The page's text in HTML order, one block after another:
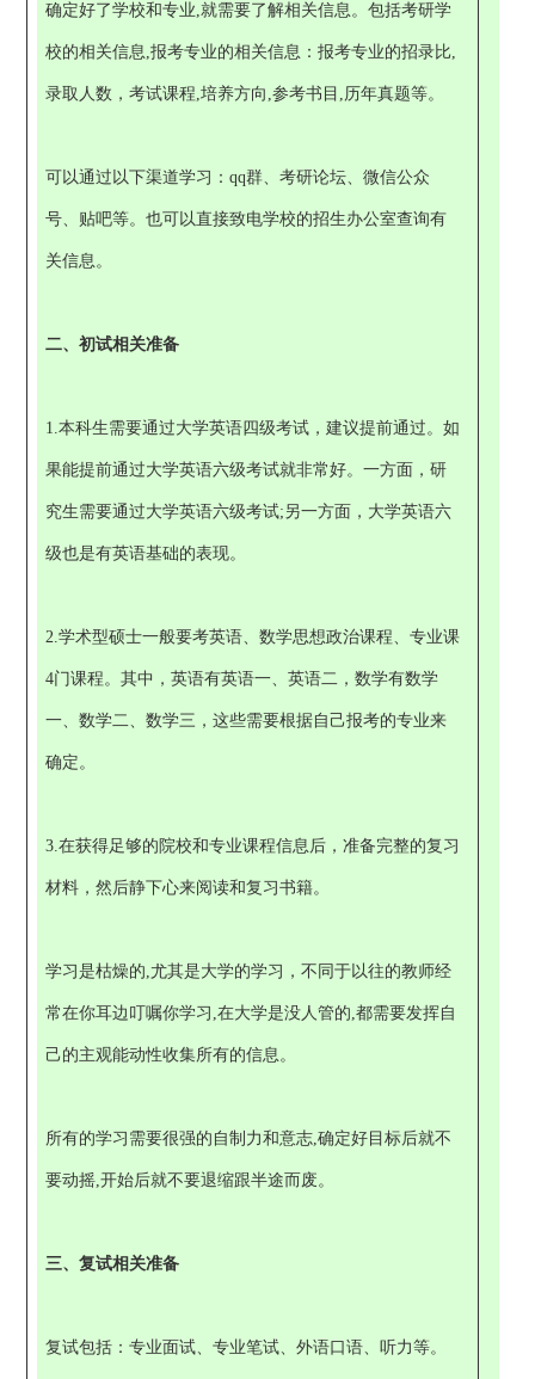
确定好了学校和专业,就需要了解相关信息。包括考研学
校的相关信息,报考专业的相关信息：报考专业的招录比,
录取人数，考试课程,培养方向,参考书目,历年真题等。
可以通过以下渠道学习：qq群、考研论坛、微信公众
号、贴吧等。也可以直接致电学校的招生办公室查询有
关信息。
二、初试相关准备
1.本科生需要通过大学英语四级考试，建议提前通过。如
果能提前通过大学英语六级考试就非常好。一方面，研
究生需要通过大学英语六级考试;另一方面，大学英语六
级也是有英语基础的表现。
2.学术型硕士一般要考英语、数学思想政治课程、专业课
4门课程。其中，英语有英语一、英语二，数学有数学
一、数学二、数学三，这些需要根据自己报考的专业来
确定。
3.在获得足够的院校和专业课程信息后，准备完整的复习
材料，然后静下心来阅读和复习书籍。
学习是枯燥的,尤其是大学的学习，不同于以往的教师经
常在你耳边叮嘱你学习,在大学是没人管的,都需要发挥自
己的主观能动性收集所有的信息。
所有的学习需要很强的自制力和意志,确定好目标后就不
要动摇,开始后就不要退缩跟半途而废。
三、复试相关准备
复试包括：专业面试、专业笔试、外语口语、听力等。